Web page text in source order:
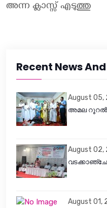
അന്ന ക്ലാസ്സ് എടുത്തു
Recent News
August 05,
അമല റൂറൽ
August 02,
August 01,